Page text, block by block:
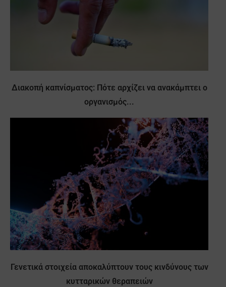
Διακοπή καπνίσματος: Πότε αρχίζει να ανακάμπτει ο
οργανισμός...
Γενετικά στοιχεία αποκαλύπτουν τους κινδύνους των
κυτταρικών θεραπειών